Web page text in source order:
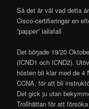
Så det är väl vad detta
Cisco-certifieringar en
”papper” iallafall
Det började 19/20
(ICND1 och ICND2).
hösten bli klar med de 4
CCNA, för att bli
Det gick ju utan
Trollhättan för att